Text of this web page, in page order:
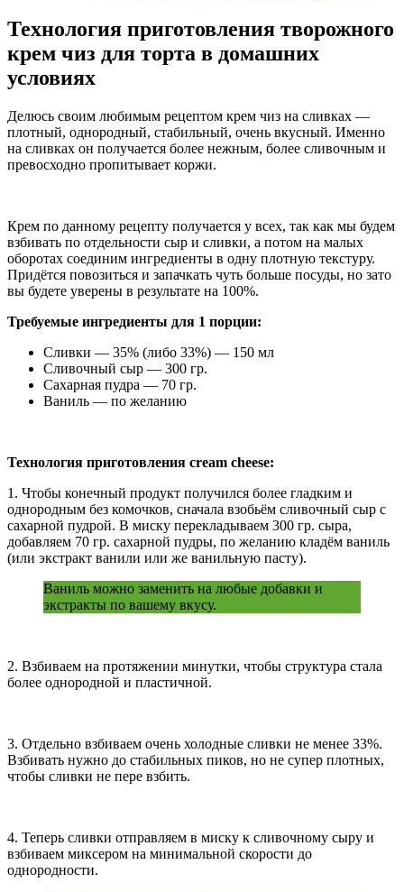
Технология приготовления творожного
крем чиз для торта в домашних
условиях
Делюсь своим любимым рецептом крем чиз на сливках —
плотный, однородный, стабильный, очень вкусный. Именно
на сливках он получается более нежным, более сливочным и
превосходно пропитывает коржи.
Крем по данному рецепту получается у всех, так как мы будем
взбивать по отдельности сыр и сливки, а потом на малых
оборотах соединим ингредиенты в одну плотную текстуру.
Придётся повозиться и запачкать чуть больше посуды, но зато
вы будете уверены в результате на 100%.
Требуемые ингредиенты для 1 порции:
Сливки — 35% (либо 33%) — 150 мл
Сливочный сыр — 300 гр.
Сахарная пудра — 70 гр.
Ваниль — по желанию
Технология приготовления cream cheese:
1. Чтобы конечный продукт получился более гладким и
однородным без комочков, сначала взобьём сливочный сыр с
сахарной пудрой. В миску перекладываем 300 гр. сыра,
добавляем 70 гр. сахарной пудры, по желанию кладём ваниль
(или экстракт ванили или же ванильную пасту).
Ваниль можно заменить на любые добавки и
экстракты по вашему вкусу.
2. Взбиваем на протяжении минутки, чтобы структура стала
более однородной и пластичной.
3. Отдельно взбиваем очень холодные сливки не менее 33%.
Взбивать нужно до стабильных пиков, но не супер плотных,
чтобы сливки не пере взбить.
4. Теперь сливки отправляем в миску к сливочному сыру и
взбиваем миксером на минимальной скорости до
однородности.